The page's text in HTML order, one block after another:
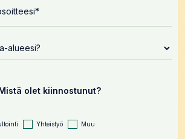
olet kiinnostunut?
Yhteistyö Muu